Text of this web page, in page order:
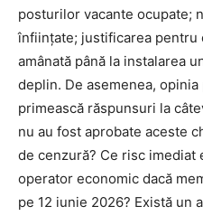
posturilor vacante ocupate;
înfiinţate; justificarea pentru
amânată până la instalarea
deplin. De asemenea,
primească răspunsuri la
nu au fost aprobate aceste
de cenzură? Ce risc imediat
operator economic dacă
pe 12 iunie 2026? Există un